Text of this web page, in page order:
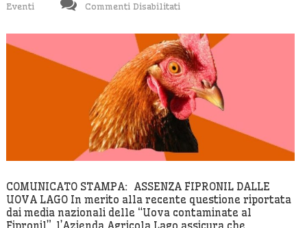
Eventi Commenti Disabilitati
STAMPA
UOVA
LAGO:
CASO
FIPRONIL
COMUNICATO STAMPA: ASSENZA FIPRONIL DALLE
UOVA LAGO In merito alla recente questione riportata
dai media nazionali delle “Uova contaminate al